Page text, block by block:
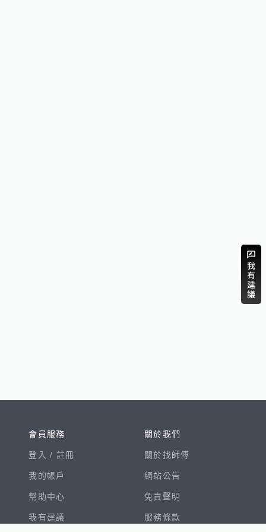
會員服務
登入 / 註冊
我的帳戶
幫助中心
我有建議
關於我們
關於找師傅
網站公告
免責聲明
服務條款